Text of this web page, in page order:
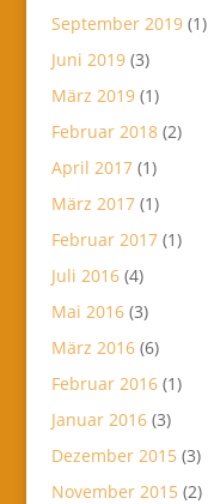
September 2019(1)
Juni 2019(3)
März 2019(1)
Februar 2018(2)
April 2017(1)
März 2017(1)
Februar 2017(1)
Juli 2016(4)
Mai 2016(3)
März 2016(6)
Februar 2016(1)
Januar 2016(3)
Dezember 2015 (3)
November 2015 (2)